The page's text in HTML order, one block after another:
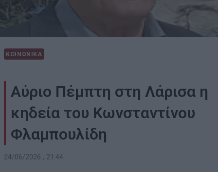
ΚΟΙΝΩΝΙΚΑ
Αύριο Πέμπτη στη Λάρισα η
κηδεία του Κωνσταντίνου
Φλαμπουλίδη
24/06/2026 , 21:44